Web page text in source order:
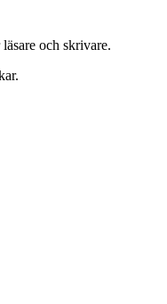
och skrivare.